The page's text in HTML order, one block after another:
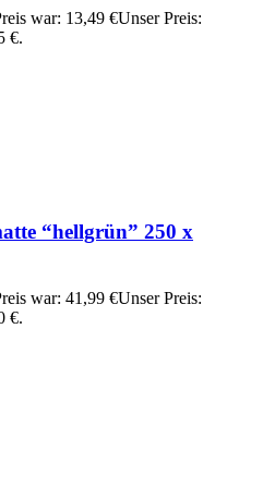
war: 13,49 €Unser Preis:
€.
“hellgrün” 250 x
war: 41,99 €Unser Preis:
€.